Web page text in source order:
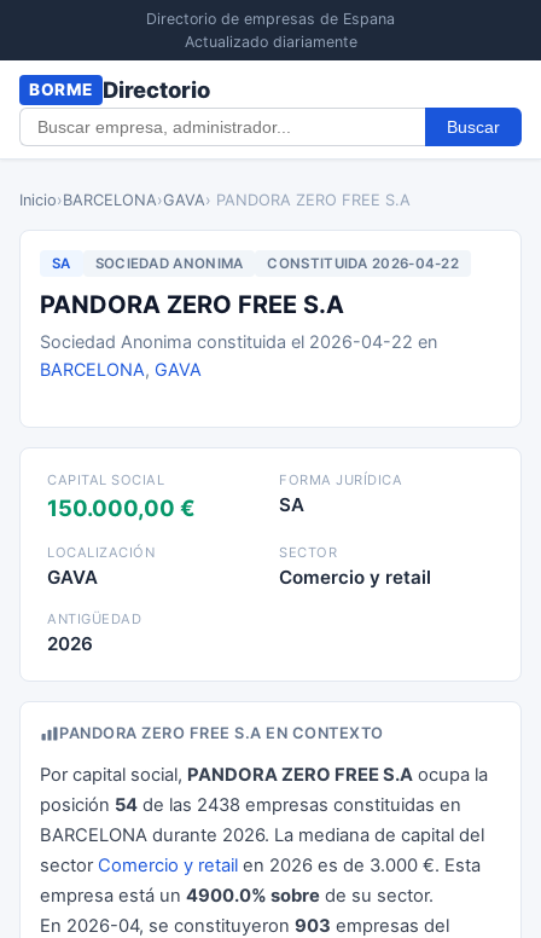
Directorio de empresas de Espana
Actualizado diariamente
BORME Directorio
Buscar
Inicio›BARCELONA›GAVA› PANDORA ZERO FREE S.A
SA SOCIEDAD ANONIMA CONSTITUIDA 2026-04-22
PANDORA ZERO FREE S.A
Sociedad Anonima constituida el 2026-04-22 en
BARCELONA, GAVA
CAPITAL SOCIAL
150.000,00 €
FORMA JURÍDICA
SA
LOCALIZACIÓN
GAVA
SECTOR
Comercio y retail
ANTIGÜEDAD
2026
PANDORA ZERO FREE S.A EN CONTEXTO
Por capital social, PANDORA ZERO FREE S.A ocupa la
posición 54 de las 2438 empresas constituidas en
BARCELONA durante 2026. La mediana de capital del
sector Comercio y retail en 2026 es de 3.000 €. Esta
empresa está un 4900.0% sobre de su sector.
En 2026-04, se constituyeron 903 empresas del